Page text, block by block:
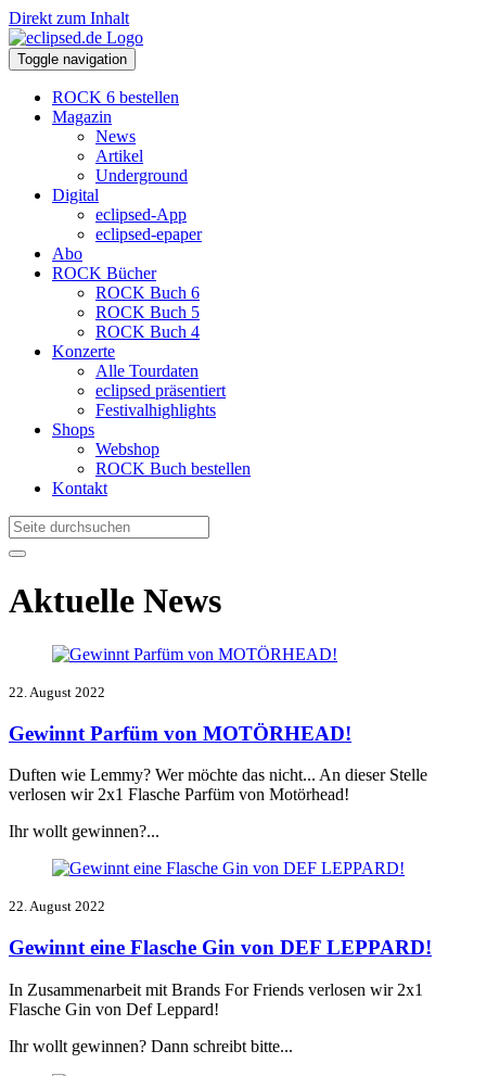
Direkt zum Inhalt
Toggle navigation
ROCK 6 bestellen
Magazin
News
Artikel
Underground
Digital
eclipsed-App
eclipsed-epaper
Abo
ROCK Bücher
ROCK Buch 6
ROCK Buch 5
ROCK Buch 4
Konzerte
Alle Tourdaten
eclipsed präsentiert
Festivalhighlights
Shops
Webshop
ROCK Buch bestellen
Kontakt
Aktuelle News
22. August 2022
Gewinnt Parfüm von MOTÖRHEAD!
Duften wie Lemmy? Wer möchte das nicht... An dieser Stelle
verlosen wir 2x1 Flasche Parfüm von Motörhead!
Ihr wollt gewinnen?...
22. August 2022
Gewinnt eine Flasche Gin von DEF LEPPARD!
In Zusammenarbeit mit Brands For Friends verlosen wir 2x1
Flasche Gin von Def Leppard!
Ihr wollt gewinnen? Dann schreibt bitte...